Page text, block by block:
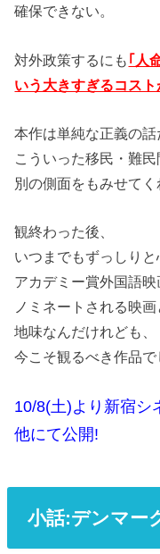
確保できない。
対外政策するにも ｢人
いう大きすぎるコスト
本作は単純な正義の話
こういった移民・難
別の側面をもみせてく
観終わった後、
いつまでもずっしりと
アカデミー賞外国語映
ノミネートされる映
地味なんだけれども、
今こそ観るべき作品で
10/8(土)より新宿シ
他にて公開!
小話:デンマー